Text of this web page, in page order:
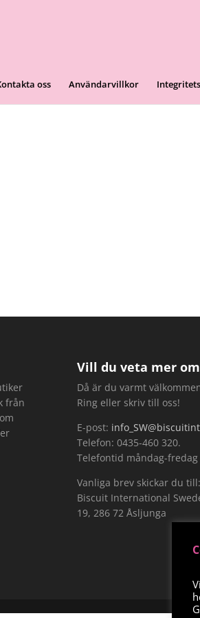
oss Användarvillkor
från
Vill du veta mer
Då är du varmt
Ring eller skriv till oss!
E-post:
Telefon: 0435-460 320.
Telefontid måndag-fredag
Vanliga brev skickar du till:
Biscuit International
19, 286 72 Åsljunga